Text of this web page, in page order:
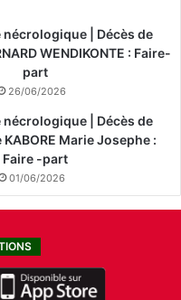
| Décès de
WENDIKONTE : Faire-
part
26/06/2026
| Décès de
KABORE Marie Josephe :
Faire -part
01/06/2026